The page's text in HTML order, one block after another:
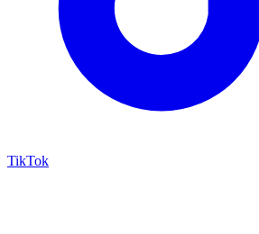
TikTok